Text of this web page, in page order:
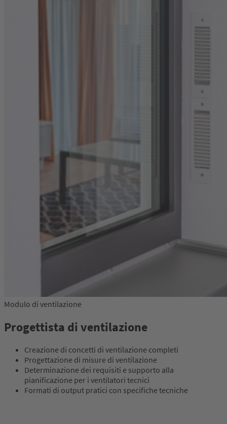
Modulo di ventilazione
Progettista di ventilazione
Creazione di concetti di ventilazione completi
Progettazione di misure di ventilazione
Determinazione dei requisiti e supporto alla
pianificazione per i ventilatori tecnici
Formati di output pratici con specifiche tecniche